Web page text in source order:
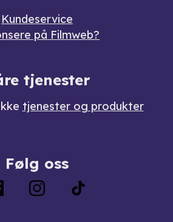
Kundeservice
på Filmweb?
tjenester
tjenester og produkter
Følg oss